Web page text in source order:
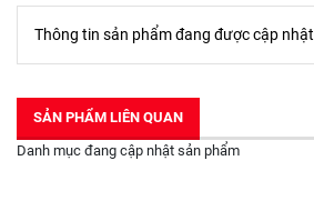
Thông tin sản phẩm đang được cập nhật
SẢN PHẨM LIÊN QUAN
Danh mục đang cập nhật sản phẩm